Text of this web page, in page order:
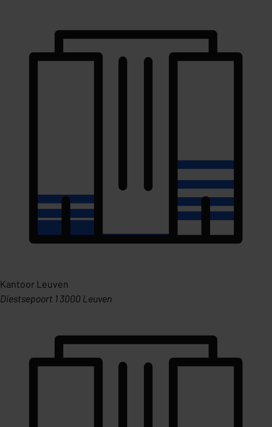
Kantoor Leuven
Diestsepoort 1 3000 Leuven